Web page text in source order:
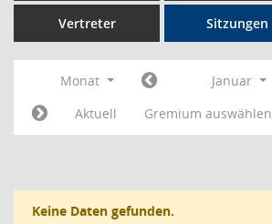
Vertreter Sitzungen
Monat Januar
Aktuell
Gremium auswählen
Keine Daten gefunden.